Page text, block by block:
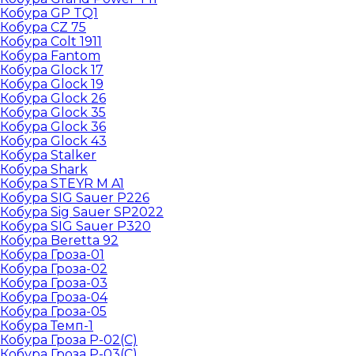
Кобура GP TQ1
Кобура CZ 75
Кобура Colt 1911
Кобура Fantom
Кобура Glock 17
Кобура Glock 19
Кобура Glock 26
Кобура Glock 35
Кобура Glock 36
Кобура Glock 43
Кобура Stalker
Кобура Shark
Кобура STEYR M A1
Кобура SIG Sauer P226
Кобура Sig Sauer SP2022
Кобура SIG Sauer P320
Кобура Beretta 92
Кобура Гроза-01
Кобура Гроза-02
Кобура Гроза-03
Кобура Гроза-04
Кобура Гроза-05
Кобура Темп-1
Кобура Гроза Р-02(С)